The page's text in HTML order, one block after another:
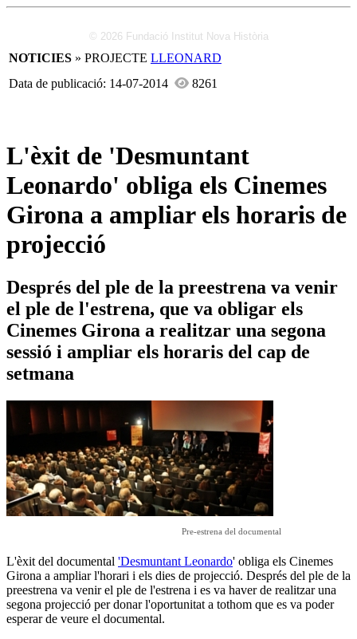
© 2026 Fundació Institut Nova Història
NOTICIES » PROJECTE LLEONARD
Data de publicació: 14-07-2014
8261
L'èxit de 'Desmuntant
Leonardo' obliga els Cinemes
Girona a ampliar els horaris de
projecció
Després del ple de la preestrena va venir
el ple de l'estrena, que va obligar els
Cinemes Girona a realitzar una segona
sessió i ampliar els horaris del cap de
setmana
Pre-estrena del documental
L'èxit del documental 'Desmuntant Leonardo' obliga els Cinemes
Girona a ampliar l'horari i els dies de projecció. Després del ple de la
preestrena va venir el ple de l'estrena i es va haver de realitzar una
segona projecció per donar l'oportunitat a tothom que es va poder
esperar de veure el documental.